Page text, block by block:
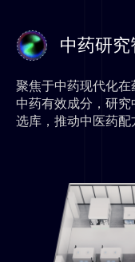
中药研
聚焦于中药现代化
中药有效成分，研
选库，推动中医药配